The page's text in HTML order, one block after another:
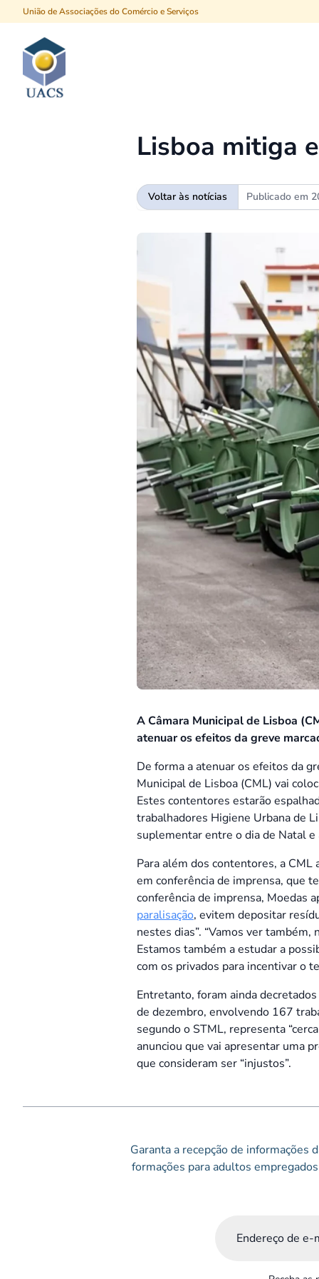
União de Associações do Comércio e Serviços
Lisboa mitiga
Voltar às notícias Publicado em
A Câmara Municipal de Lisboa
atenuar os efeitos da greve
De forma a atenuar os efeitos da
Municipal de Lisboa (CML) vai
Estes contentores estarão
trabalhadores Higiene Urbana de
suplementar entre o dia de Natal
Para além dos contentores, a CML
em conferência de imprensa, que
conferência de imprensa, Moedas
paralisação, evitem depositar
nestes dias”. “Vamos ver
Estamos também a estudar a
com os privados para incentivar o
Entretanto, foram ainda
de dezembro, envolvendo 167
segundo o STML, representa
anunciou que vai apresentar uma
que consideram ser “injustos”.
Garanta a recepção de informações
formações para adultos